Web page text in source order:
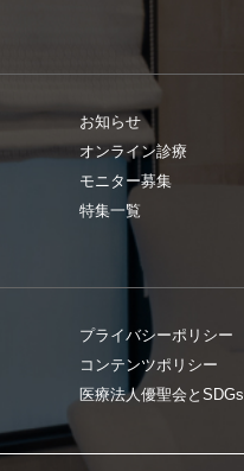
お知らせ
オンライン診療
モニター募集
特集一覧
プライバシーポリシー
コンテンツポリシー
医療法人優聖会とSDGs